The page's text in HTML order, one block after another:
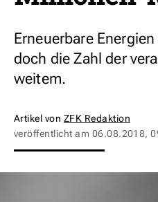
Erneuerbare
doch die Zahl der
weitem.
Artikel von ZFK Redaktion
veröffentlicht am 06.08.2018,